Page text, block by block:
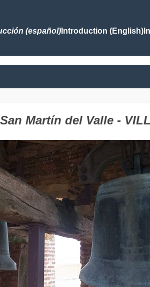
(español)Introduction (English)
Martín del Valle -